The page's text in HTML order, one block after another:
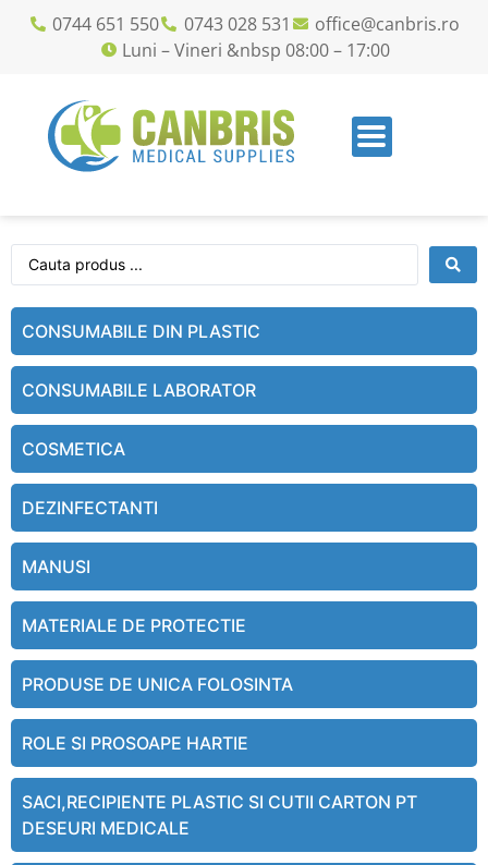
0744 651 550 0743 028 531
office@canbris.ro
Luni – Vineri &nbsp 08:00 – 17:00
CONSUMABILE DIN PLASTIC
CONSUMABILE LABORATOR
COSMETICA
DEZINFECTANTI
MANUSI
MATERIALE DE PROTECTIE
PRODUSE DE UNICA FOLOSINTA
ROLE SI PROSOAPE HARTIE
SACI,RECIPIENTE PLASTIC SI CUTII CARTON PT
DESEURI MEDICALE